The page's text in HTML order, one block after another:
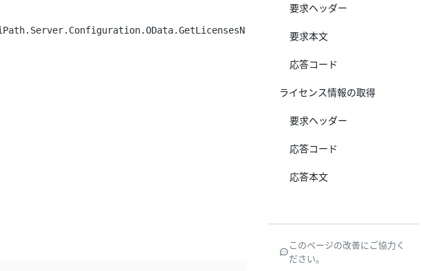
要求ヘッダー
要求本文
応答コード
ライセンス情報の取得
要求ヘッダー
応答コード
応答本文
このページの改善にご協力く
ださい。